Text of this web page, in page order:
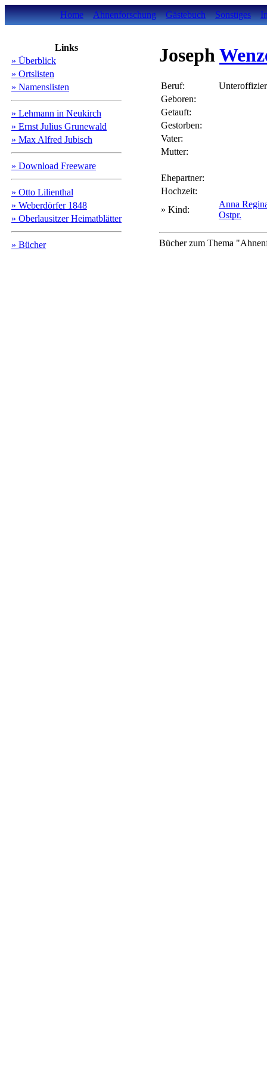
Home Ahnenforschung Gästebuch Sonstiges
Links
» Überblick
» Ortslisten
» Namenslisten
» Lehmann in Neukirch
» Ernst Julius Grunewald
» Max Alfred Jubisch
» Download Freeware
» Otto Lilienthal
» Weberdörfer 1848
» Oberlausitzer Heimatblätter
» Bücher
Joseph
Beruf:
Unteroffizier
Geboren:
Getauft:
Gestorben:
Vater:
Mutter:
Ehepartner:
Hochzeit:
» Kind:
Anna
Ostpr.
Bücher zum Thema